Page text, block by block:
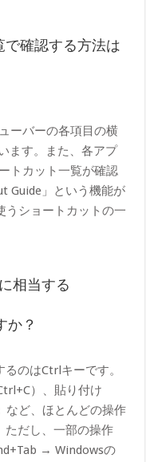
で確認する方法は
ーバーの各項目の横
ます。また、各アプ
トカット一覧が確認
Guide」という機能が
うショートカットの一
相当する
か？
のはCtrlキーです。
）、貼り付け
など、ほとんどの操作
ただし、一部の操作
→ Windowsの